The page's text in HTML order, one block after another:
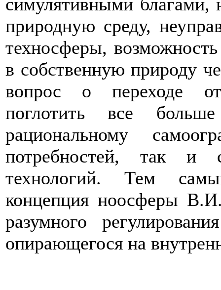
симулятивными благами,
природную среду,
техносферы,
в собственную природу
вопрос о переходе от
поглотить все
рациональному
потребностей, так и
технологий. Тем
концепция ноосферы
разумного
опирающегося на